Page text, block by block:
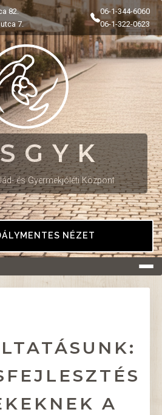
82.
7.
06-1-344-6060
06-1-322-0623
és Gyermekjóléti Központ
NÉZET
A